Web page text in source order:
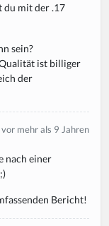
du mit der .17
sein?
ist billiger
der
vor mehr als 9 Jahren
nach einer
Bericht!